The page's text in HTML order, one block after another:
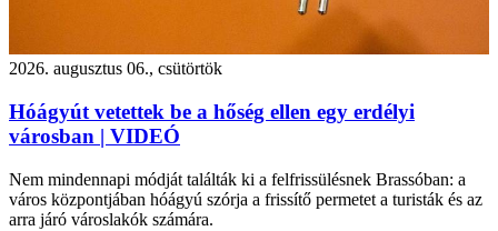
2026. augusztus 06., csütörtök
Hóágyút vetettek be a hőség ellen egy erdélyi
városban | VIDEÓ
Nem mindennapi módját találták ki a felfrissülésnek Brassóban: a
város központjában hóágyú szórja a frissítő permetet a turisták és az
arra járó városlakók számára.